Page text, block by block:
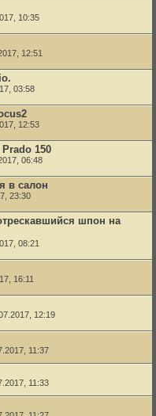
10:35
12:51
03:58
12:53
150
06:48
в салон
23:30
шпон на
08:21
16:11
12:19
11:37
11:33